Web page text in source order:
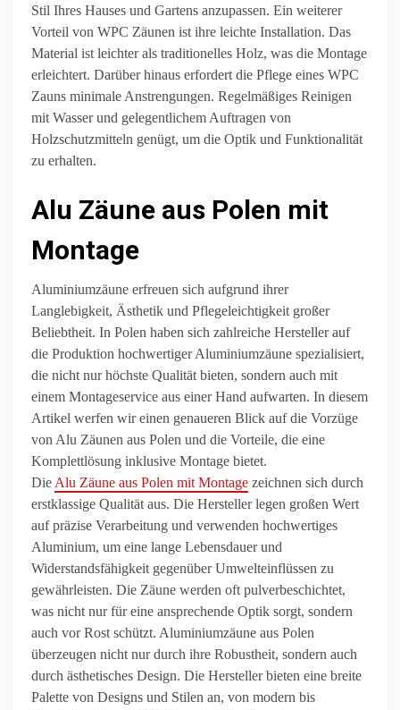
Stil Ihres Hauses und Gartens anzupassen. Ein weiterer
Vorteil von WPC Zäunen ist ihre leichte Installation. Das
Material ist leichter als traditionelles Holz, was die Montage
erleichtert. Darüber hinaus erfordert die Pflege eines WPC
Zauns minimale Anstrengungen. Regelmäßiges Reinigen
mit Wasser und gelegentlichem Auftragen von
Holzschutzmitteln genügt, um die Optik und Funktionalität
zu erhalten.
Alu Zäune aus Polen mit
Montage
Aluminiumzäune erfreuen sich aufgrund ihrer
Langlebigkeit, Ästhetik und Pflegeleichtigkeit großer
Beliebtheit. In Polen haben sich zahlreiche Hersteller auf
die Produktion hochwertiger Aluminiumzäune spezialisiert,
die nicht nur höchste Qualität bieten, sondern auch mit
einem Montageservice aus einer Hand aufwarten. In diesem
Artikel werfen wir einen genaueren Blick auf die Vorzüge
von Alu Zäunen aus Polen und die Vorteile, die eine
Komplettlösung inklusive Montage bietet.
Die Alu Zäune aus Polen mit Montage zeichnen sich durch
erstklassige Qualität aus. Die Hersteller legen großen Wert
auf präzise Verarbeitung und verwenden hochwertiges
Aluminium, um eine lange Lebensdauer und
Widerstandsfähigkeit gegenüber Umwelteinflüssen zu
gewährleisten. Die Zäune werden oft pulverbeschichtet,
was nicht nur für eine ansprechende Optik sorgt, sondern
auch vor Rost schützt. Aluminiumzäune aus Polen
überzeugen nicht nur durch ihre Robustheit, sondern auch
durch ästhetisches Design. Die Hersteller bieten eine breite
Palette von Designs und Stilen an, von modern bis